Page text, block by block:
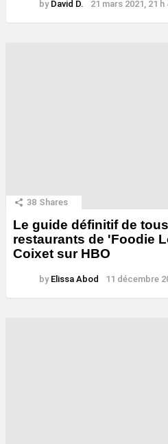
by David D. 21 mars 2021, 21 h
38 Shares
Le guide définitif de
restaurants de 'Foodie
Coixet sur HBO
by Elissa Abod 11 décembre